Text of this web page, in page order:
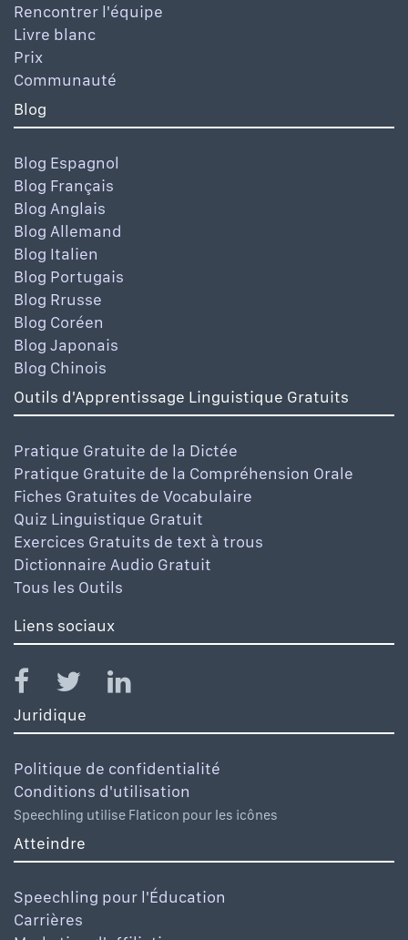
Rencontrer l'équipe
Livre blanc
Prix
Communauté
Blog
Blog Espagnol
Blog Français
Blog Anglais
Blog Allemand
Blog Italien
Blog Portugais
Blog Rrusse
Blog Coréen
Blog Japonais
Blog Chinois
Outils d'Apprentissage Linguistique Gratuits
Pratique Gratuite de la Dictée
Pratique Gratuite de la Compréhension Orale
Fiches Gratuites de Vocabulaire
Quiz Linguistique Gratuit
Exercices Gratuits de text à trous
Dictionnaire Audio Gratuit
Tous les Outils
Liens sociaux
Juridique
Politique de confidentialité
Conditions d'utilisation
Speechling utilise Flaticon pour les icônes
Atteindre
Speechling pour l'Éducation
Carrières